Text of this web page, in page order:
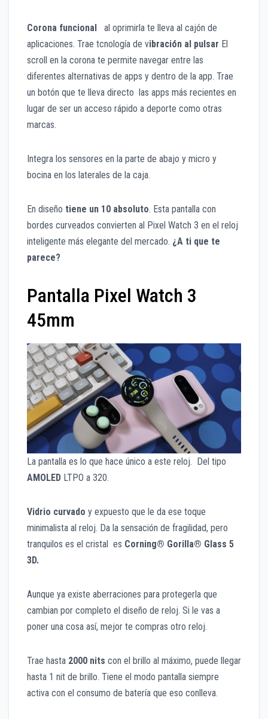
Corona funcional al oprimirla te lleva al cajón de
aplicaciones. Trae tcnología de vibración al pulsar El
scroll en la corona te permite navegar entre las
diferentes alternativas de apps y dentro de la app. Trae
un botón que te lleva directo las apps más recientes en
lugar de ser un acceso rápido a deporte como otras
marcas.
Integra los sensores en la parte de abajo y micro y
bocina en los laterales de la caja.
En diseño tiene un 10 absoluto. Esta pantalla con
bordes curveados convierten al Pixel Watch 3 en el reloj
inteligente más elegante del mercado. ¿A ti que te
parece?
Pantalla Pixel Watch 3
45mm
La pantalla es lo que hace único a este reloj. Del tipo
AMOLED LTPO a 320.
Vidrio curvado y expuesto que le da ese toque
minimalista al reloj. Da la sensación de fragilidad, pero
tranquilos es el cristal es Corning® Gorilla® Glass 5
3D.
Aunque ya existe aberraciones para protegerla que
cambian por completo el diseño de reloj. Si le vas a
poner una cosa así, mejor te compras otro reloj.
Trae hasta 2000 nits con el brillo al máximo, puede llegar
hasta 1 nit de brillo. Tiene el modo pantalla siempre
activa con el consumo de batería que eso conlleva.